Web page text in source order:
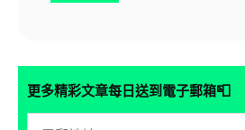
更多精彩文章每日送到電子郵箱📮